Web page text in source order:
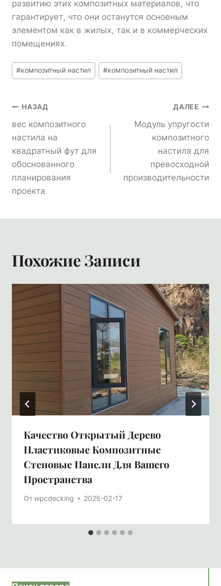
развитию этих композитных материалов, что
гарантирует, что они останутся основным
элементом как в жилых, так и в коммерческих
помещениях.
Метки
записи:
#композитный настил #композитный настил
Навигация
По
Записям
НАЗАД
вес композитного
настила на
квадратный фут для
обоснованного
планирования
проекта
ДАЛЕЕ
Модуль упругости
композитного
настила для
превосходной
производительности
Похожие Записи
Качество Открытый Дерево
Пластиковые Композитные
Стеновые Панели Для Вашего
Пространства
Отwpcdecking 2025-02-17